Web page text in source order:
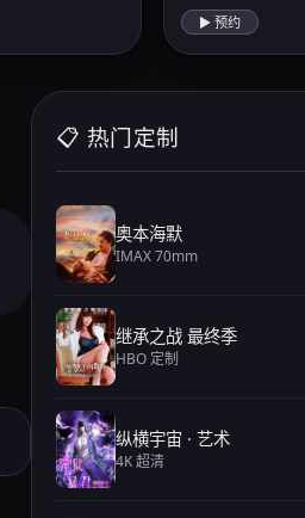
▶ 预约
📋 热门定制
奥本海默
IMAX 70mm
继承之战 最终季
HBO 定制
纵横宇宙 · 艺术
4K 超清